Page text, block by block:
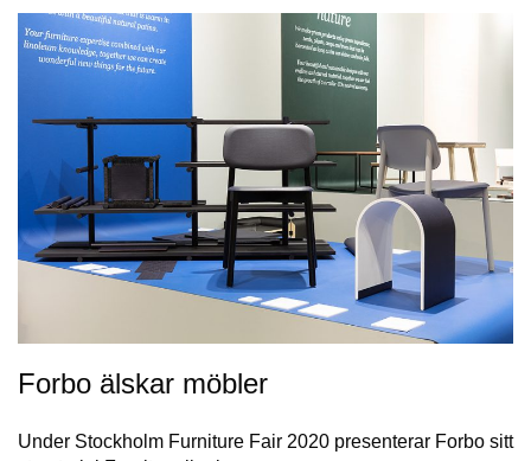
Forbo älskar möbler
​Under Stockholm Furniture Fair 2020 presenterar Forbo sitt